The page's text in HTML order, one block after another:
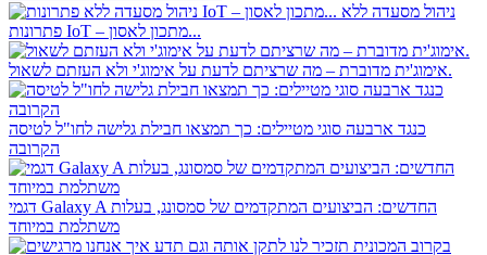
ניהול מסעדה ללא
פתרונות IoT – מתכון לאסון...
אימוג'ית מדוברת – מה שרציתם לדעת על אימוג'י ולא העזתם לשאול.
כנגד ארבעה סוגי מטיילים: כך תמצאו חבילת גלישה לחו"ל לטיסה
הקרובה
דגמי Galaxy A החדשים: הביצועים המתקדמים של סמסונג, בעלות
משתלמת במיוחד